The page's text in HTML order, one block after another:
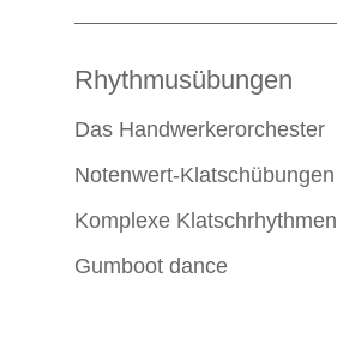
Rhythmusübungen
Das Handwerkerorchester
Notenwert-Klatschübungen
Komplexe Klatschrhythmen
Gumboot dance